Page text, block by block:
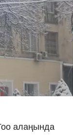
алаңында